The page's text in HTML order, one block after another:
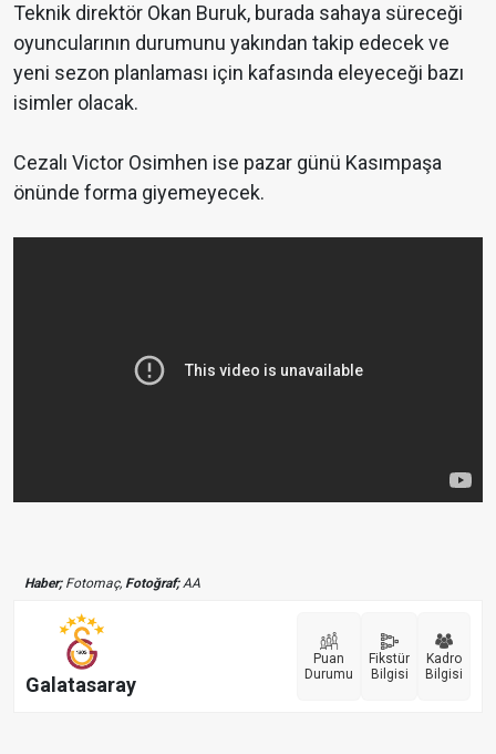
Teknik direktör Okan Buruk, burada sahaya süreceği
oyuncularının durumunu yakından takip edecek ve
yeni sezon planlaması için kafasında eleyeceği bazı
isimler olacak.
Cezalı Victor Osimhen ise pazar günü Kasımpaşa
önünde forma giyemeyecek.
Haber;Fotomaç, Fotoğraf;AA
Galatasaray
Puan
Durumu
Fikstür
Bilgisi
Kadro
Bilgisi